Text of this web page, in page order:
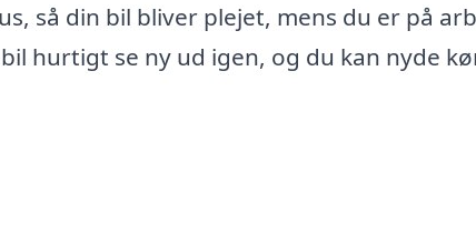
så din bil bliver plejet, mens du er på
hurtigt se ny ud igen, og du kan nyde